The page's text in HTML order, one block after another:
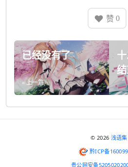
赞 0
已经没有了
« 上一篇
© 2026 浅语集
黔ICP备
贵公网安备